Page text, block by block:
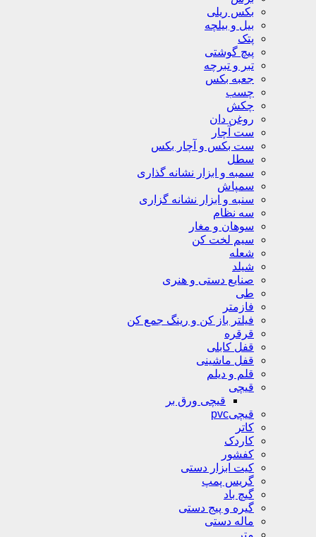
بکس ریلی
بیل و بیلچه
پتک
پیچ گوشتی
تبر و تبرچه
جعبه بکس
چسب
چکش
روغن دان
ست آچار
ست بکس و آچار بکس
سطل
سمبه و ابزار نشانه گذاری
سمپاش
سنبه و ابزار نشانه گزاری
سه نظام
سوهان و مغار
سیم لخت کن
شعله
شیلد
صنایع دستی و هنری
طی
فازمتر
فیلتر باز کن و رینگ جمع کن
قرقره
قفل کابلی
قفل ماشینی
قلم و دیلم
قیچی
قیچی ورق بر
قیچیpvc
کاتر
کاردک
کفشور
کیت ابزار دستی
گریس پمپ
گیچ باد
گیره و پیج دستی
ماله دستی